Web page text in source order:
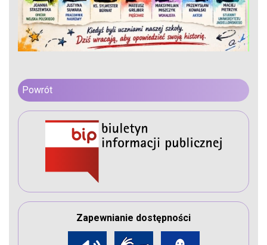
Powrót
Zapewnianie dostępności